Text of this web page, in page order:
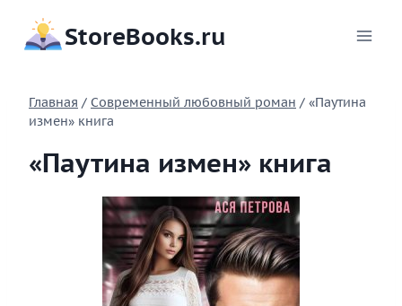
содержимому
StoreBooks.ru
Главная / Современный любовный роман / «Паутина
измен» книга
«Паутина измен» книга